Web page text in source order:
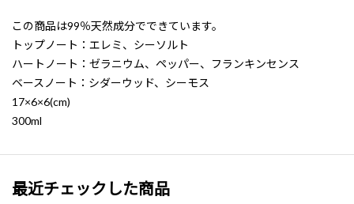
この商品は99％天然成分でできています。
トップノート：エレミ、シーソルト
ハートノート：ゼラニウム、ペッパー、フランキンセンス
ベースノート：シダーウッド、シーモス
17×6×6(cm)
300ml
最近チェックした商品